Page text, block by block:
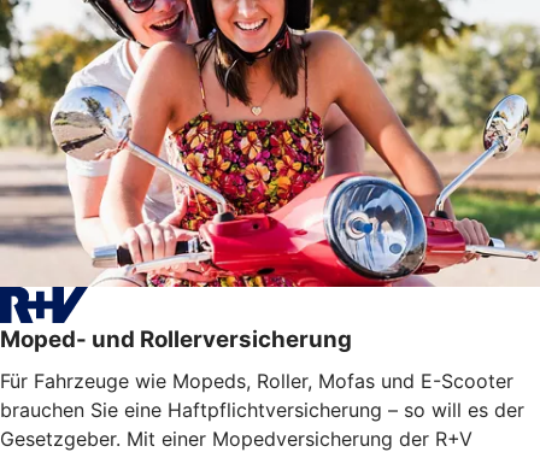
Moped- und Rollerversicherung
Für Fahrzeuge wie Mopeds, Roller, Mofas und E-Scooter
brauchen Sie eine Haftpflichtversicherung – so will es der
Gesetzgeber. Mit einer Mopedversicherung der R+V